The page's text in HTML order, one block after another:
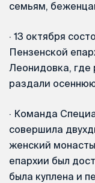
семьям,
· 13 октября
Пензенской
Леонидовка, где
раздали
· Команда
совершила
женский
епархии был
была куплена и